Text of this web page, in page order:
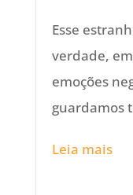
Esse
verdade,
emoções
guardamos
Leia mais